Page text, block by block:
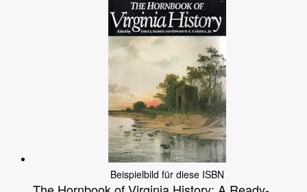
Kunst & Sammlerstücke
SCHLIESSEN
Beispielbild für diese ISBN